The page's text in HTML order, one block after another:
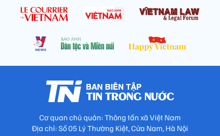
Cơ quan chủ quản: Thông tấn xã Việt Nam
Địa chỉ: Số 05 Lý Thường Kiệt, Cửa Nam, Hà Nội